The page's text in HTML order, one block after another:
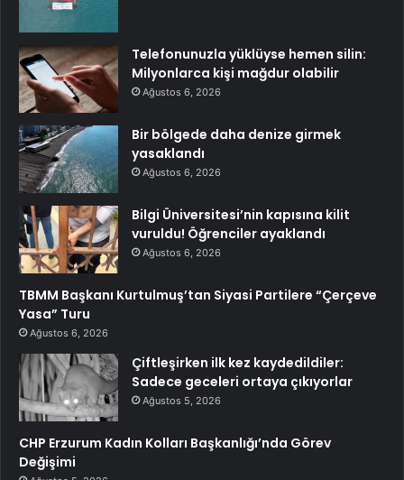
Telefonunuzla yüklüyse hemen silin:
Milyonlarca kişi mağdur olabilir
Ağustos 6, 2026
Bir bölgede daha denize girmek
yasaklandı
Ağustos 6, 2026
Bilgi Üniversitesi’nin kapısına kilit
vuruldu! Öğrenciler ayaklandı
Ağustos 6, 2026
TBMM Başkanı Kurtulmuş’tan Siyasi Partilere “Çerçeve
Yasa” Turu
Ağustos 6, 2026
Çiftleşirken ilk kez kaydedildiler:
Sadece geceleri ortaya çıkıyorlar
Ağustos 5, 2026
CHP Erzurum Kadın Kolları Başkanlığı’nda Görev
Değişimi